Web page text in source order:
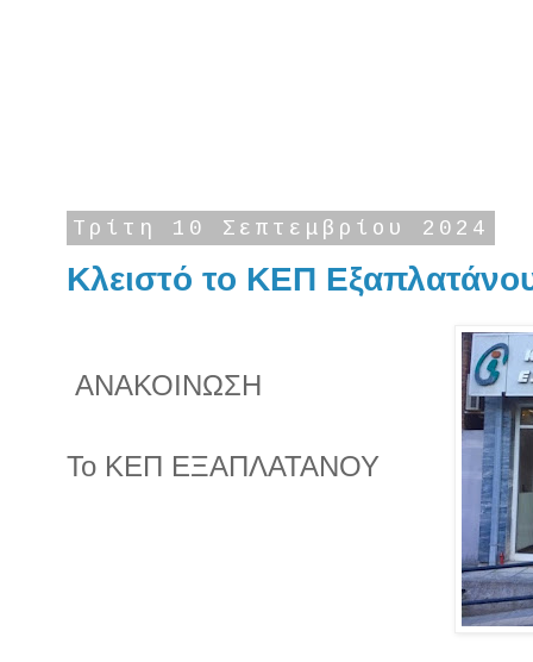
Τρίτη 10 Σεπτεμβρίου 2024
Κλειστό το ΚΕΠ
ΑΝΑΚΟΙΝΩΣΗ
Το ΚΕΠ ΕΞΑΠΛΑΤΑΝΟΥ